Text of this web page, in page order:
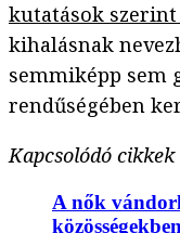
kutatások
kihalásnak
semmiképp sem
rendűségében
Kapcsolódó
A nők